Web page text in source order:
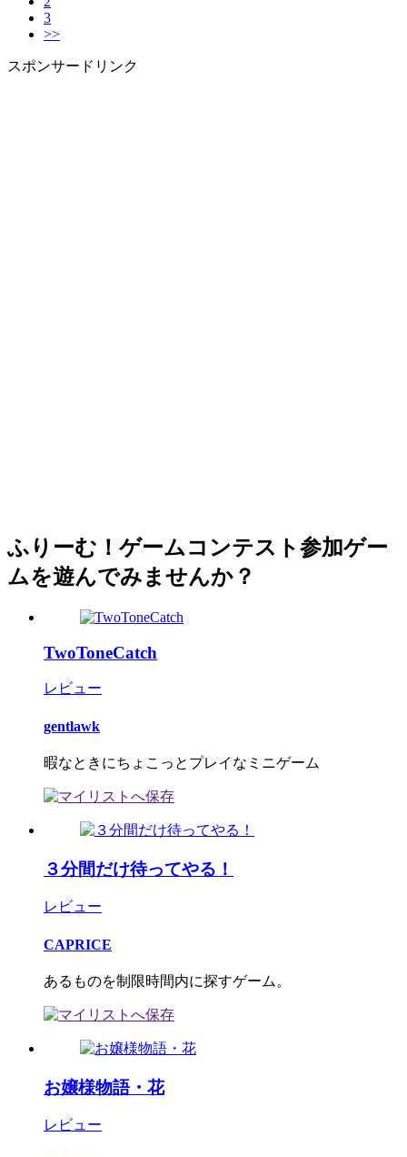
3
>>
スポンサードリンク
ふりーむ！ゲームコンテスト参加ゲー
ムを遊んでみませんか？
TwoToneCatch
レビュー
gentlawk
暇なときにちょこっとプレイなミニゲーム
３分間だけ待ってやる！
レビュー
CAPRICE
あるものを制限時間内に探すゲーム。
お嬢様物語・花
レビュー